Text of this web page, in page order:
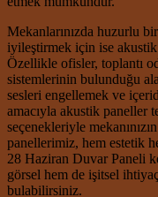
Mekanlarınızda huzurlu
iyileştirmek için ise
Özellikle ofisler, toplantı
sistemlerinin bulunduğu
sesleri engellemek ve
amacıyla akustik paneller
seçenekleriyle
panellerimiz, hem estetik
28 Haziran Duvar Paneli
görsel hem de işitsel
bulabilirsiniz.